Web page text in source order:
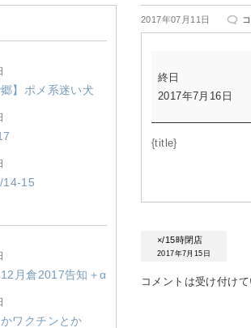
2017年07月11日
×
は
終日
2017年7月16日
{title}
×/15時閉店
2017年7月15日
コメントは受け付けて
】ポメ系迷い犬
14-15
月倉2017告知＋α
ワクチンとか